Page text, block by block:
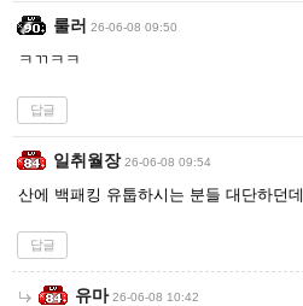
룰러 26-06-08 09:50
ㅋㄲㅋㅋ
답글
일취월장 26-06-08 09:54
산에 백패킹 유툽하시는 분들 대단하던데
답글
유마 26-06-08 10:42